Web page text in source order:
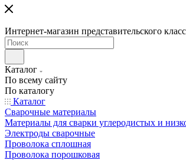
Интернет-магазин представительского
Каталог
По всему сайту
По каталогу
Каталог
Сварочные материалы
Материалы для сварки углеродистых и
Электроды сварочные
Проволока сплошная
Проволока порошковая